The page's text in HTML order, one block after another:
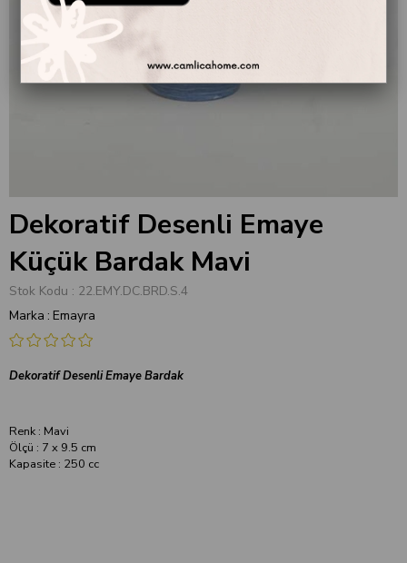
Dekoratif Desenli Emaye
Küçük Bardak Mavi
Stok Kodu
22.EMY.DC.BRD.S.4
Marka : Emayra
Dekoratif Desenli Emaye Bardak
Renk : Mavi
Ölçü : 7 x 9.5 cm
Kapasite : 250 cc